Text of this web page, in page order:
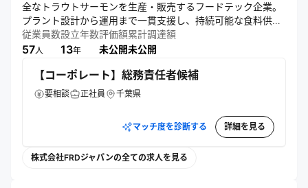
全なトラウトサーモンを生産・販売するフードテック企業。
プラント設計から運用まで一貫支援し、持続可能な食料供給
に貢献。「サーモンとテクノロジーで、世界を驚かそう」と
いうビジョンのもと、輸入依存の常識を超え、需要地で育て
従業員数
57人
設立年数
13年
評価額
未公開
累計調達額
未公開
【コーポレート】総務責任者候補
要相談 正社員 千葉県
マッチ度を診断する 詳細を見る
株式会社FRDジャパンの全ての求人を見る